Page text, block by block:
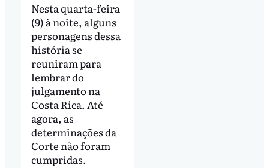
Nesta quarta-feira
(9) à noite, alguns
personagens dessa
história se
reuniram para
lembrar do
julgamento na
Costa Rica. Até
agora, as
determinações da
Corte não foram
cumpridas.